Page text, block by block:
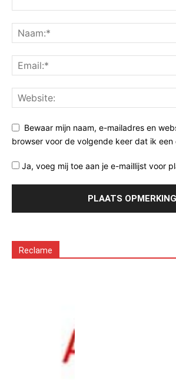
Bewaar mijn naam, e-mailadres en
browser voor de volgende keer dat ik een
Ja, voeg mij toe aan je e-maillijst voor
Reclame